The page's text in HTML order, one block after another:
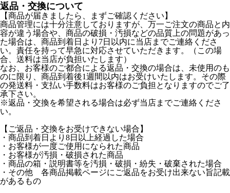
返品・交換について
【商品が届きましたら、まずご確認ください】
商品管理には十分注意しておりますが、万一ご注文の商品と内
容が違う場合や、商品の破損・汚損などの品質上の問題があっ
た場合は、商品到着日より7日以内に当店までご連絡くださ
い。責任を持って早急に対応させていただきます。（この場
合、送料は当店が負担いたします）
なお、お客様のご都合による返品・交換の場合は、未使用のも
のに限り、商品到着後1週間以内はお受けいたします。その際
の発送料・支払い手数料はお客様のご負担となりますのでご了
承下さい。
※返品・交換を希望される場合は必ず当店までご連絡くださ
い。
【ご返品・交換をお受けできない場合】
・商品到着日より8日以上経過した場合
・お客様が一度ご使用になられた商品
・お客様が汚損・破損された商品
・商品の箱・説明書等を汚損・破損・紛失・破棄された場合
・その他 各商品掲載ページにご返品をお受け出来ない旨記載
があるもの